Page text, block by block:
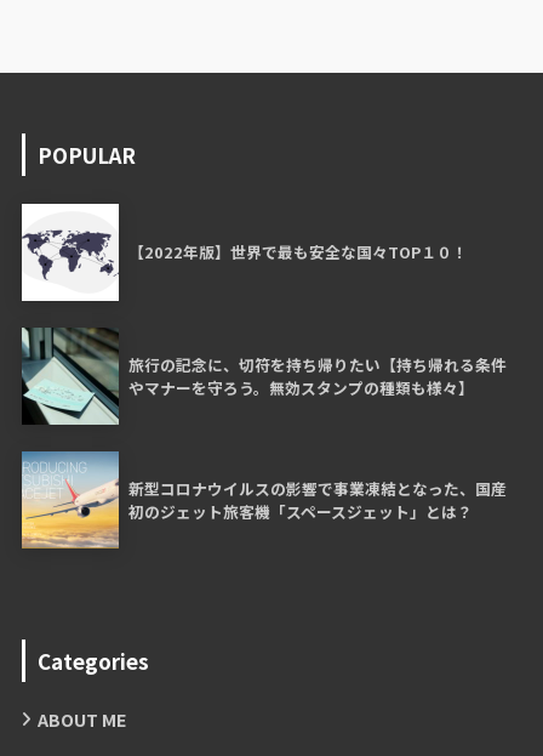
POPULAR
【2022年版】世界で最も安全な国々TOP１０！
旅行の記念に、切符を持ち帰りたい【持ち帰れる条件
やマナーを守ろう。無効スタンプの種類も様々】
新型コロナウイルスの影響で事業凍結となった、国産
初のジェット旅客機「スペースジェット」とは？
Categories
ABOUT ME